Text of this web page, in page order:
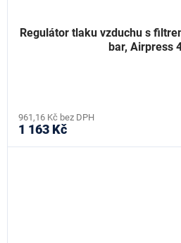
Regulátor tlaku vzduchu s
bar, Airpress
961,16 Kč bez DPH
1 163 Kč